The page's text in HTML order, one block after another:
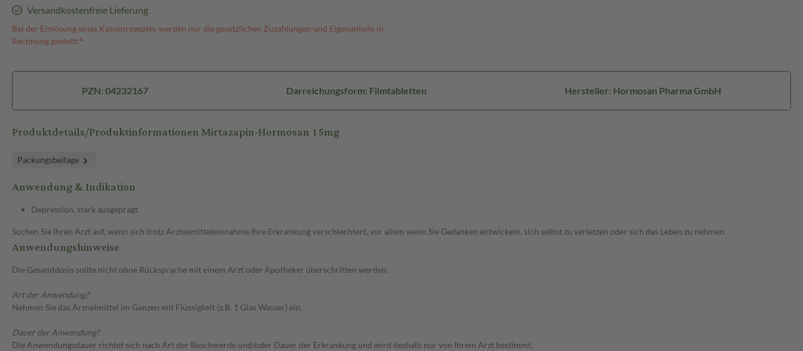
Versandkostenfreie Lieferung
Bei der Einlösung eines Kassenrezeptes werden nur die gesetzlichen Zuzahlungen und Eigenanteile in
Rechnung gestellt.⁴
PZN: 04232167 Darreichungsform: Filmtabletten Hersteller: Hormosan Pharma GmbH
Produktdetails/Produktinformationen Mirtazapin-Hormosan 15mg
Packungsbeilage
Anwendung & Indikation
Depression, stark ausgeprägt
Suchen Sie Ihren Arzt auf, wenn sich trotz Arzneimitteleinnahme Ihre Erkrankung verschlechtert, vor allem wenn Sie Gedanken entwickeln, sich selbst zu verletzen oder sich das Leben zu nehmen.
Anwendungshinweise
Die Gesamtdosis sollte nicht ohne Rücksprache mit einem Arzt oder Apotheker überschritten werden.
Art der Anwendung?
Nehmen Sie das Arzneimittel im Ganzen mit Flüssigkeit (z.B. 1 Glas Wasser) ein.
Dauer der Anwendung?
Die Anwendungsdauer richtet sich nach Art der Beschwerde und/oder Dauer der Erkrankung und wird deshalb nur von Ihrem Arzt bestimmt.